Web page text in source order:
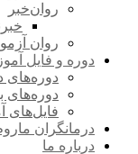
روان‌خبر
روان
دوره و فایل
دوره‌های
دوره‌های
فایل‌های
درمانگران
درباره ما